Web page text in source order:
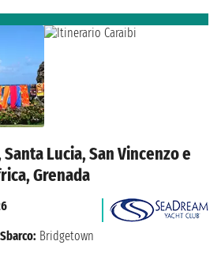
Lucia, San Vincenzo e
Grenada
Sbarco: Bridgetown